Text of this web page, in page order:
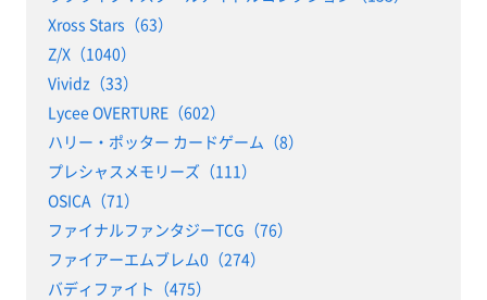
Xross Stars（63）
Z/X（1040）
Vividz（33）
Lycee OVERTURE（602）
ハリー・ポッター カードゲーム（8）
プレシャスメモリーズ（111）
OSICA（71）
ファイナルファンタジーTCG（76）
ファイアーエムブレム0（274）
バディファイト（475）